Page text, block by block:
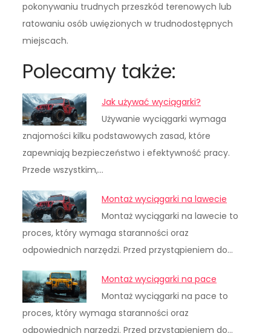
pokonywaniu trudnych przeszkód terenowych lub
ratowaniu osób uwięzionych w trudnodostępnych
miejscach.
Polecamy także:
Jak używać wyciągarki?
Używanie wyciągarki wymaga
znajomości kilku podstawowych zasad, które
zapewniają bezpieczeństwo i efektywność pracy.
Przede wszystkim,…
Montaż wyciągarki na lawecie
Montaż wyciągarki na lawecie to
proces, który wymaga staranności oraz
odpowiednich narzędzi. Przed przystąpieniem do…
Montaż wyciągarki na pace
Montaż wyciągarki na pace to
proces, który wymaga staranności oraz
odpowiednich narzędzi. Przed przystąpieniem do…